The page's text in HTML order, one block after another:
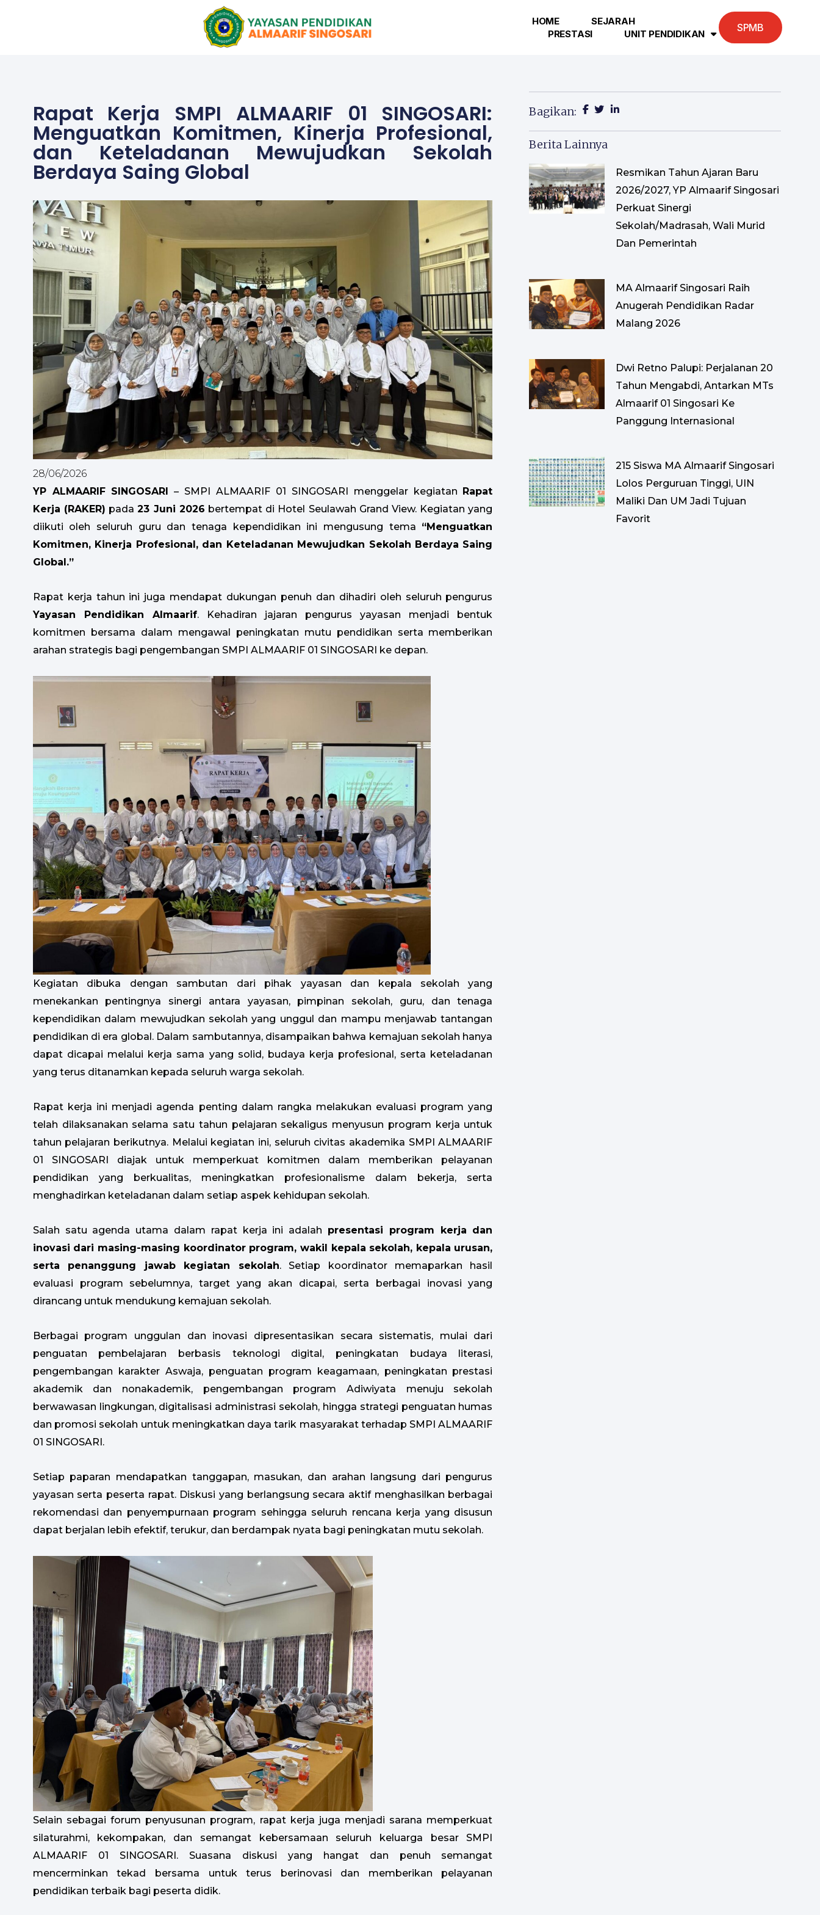
HOME
SEJARAH
PRESTASI
UNIT PENDIDIKAN
SPMB
Rapat Kerja SMPI ALMAARIF 01 SINGOSARI:
Menguatkan Komitmen, Kinerja Profesional,
dan Keteladanan Mewujudkan Sekolah
Berdaya Saing Global
28/06/2026
YP ALMAARIF SINGOSARI – SMPI ALMAARIF 01 SINGOSARI menggelar kegiatan Rapat
Kerja (RAKER) pada23 Juni 2026 bertempat di Hotel Seulawah Grand View. Kegiatan yang
diikuti oleh seluruh guru dan tenaga kependidikan ini mengusung tema “Menguatkan
Komitmen, Kinerja Profesional, dan Keteladanan Mewujudkan Sekolah Berdaya Saing
Global.”
Rapat kerja tahun ini juga mendapat dukungan penuh dan dihadiri oleh seluruh pengurus
Yayasan Pendidikan Almaarif. Kehadiran jajaran pengurus yayasan menjadi bentuk
komitmen bersama dalam mengawal peningkatan mutu pendidikan serta memberikan
arahan strategis bagi pengembangan SMPI ALMAARIF 01 SINGOSARI ke depan.
Kegiatan dibuka dengan sambutan dari pihak yayasan dan kepala sekolah yang
menekankan pentingnya sinergi antara yayasan, pimpinan sekolah, guru, dan tenaga
kependidikan dalam mewujudkan sekolah yang unggul dan mampu menjawab tantangan
pendidikan di era global. Dalam sambutannya, disampaikan bahwa kemajuan sekolah hanya
dapat dicapai melalui kerja sama yang solid, budaya kerja profesional, serta keteladanan
yang terus ditanamkan kepada seluruh warga sekolah.
Rapat kerja ini menjadi agenda penting dalam rangka melakukan evaluasi program yang
telah dilaksanakan selama satu tahun pelajaran sekaligus menyusun program kerja untuk
tahun pelajaran berikutnya. Melalui kegiatan ini, seluruh civitas akademika SMPI ALMAARIF
01 SINGOSARI diajak untuk memperkuat komitmen dalam memberikan pelayanan
pendidikan yang berkualitas, meningkatkan profesionalisme dalam bekerja, serta
menghadirkan keteladanan dalam setiap aspek kehidupan sekolah.
Salah satu agenda utama dalam rapat kerja ini adalah presentasi program kerja dan
inovasi dari masing-masing koordinator program, wakil kepala sekolah, kepala urusan,
serta penanggung jawab kegiatan sekolah. Setiap koordinator memaparkan hasil
evaluasi program sebelumnya, target yang akan dicapai, serta berbagai inovasi yang
dirancang untuk mendukung kemajuan sekolah.
Berbagai program unggulan dan inovasi dipresentasikan secara sistematis, mulai dari
penguatan pembelajaran berbasis teknologi digital, peningkatan budaya literasi,
pengembangan karakter Aswaja, penguatan program keagamaan, peningkatan prestasi
akademik dan nonakademik, pengembangan program Adiwiyata menuju sekolah
berwawasan lingkungan, digitalisasi administrasi sekolah, hingga strategi penguatan humas
dan promosi sekolah untuk meningkatkan daya tarik masyarakat terhadap SMPI ALMAARIF
01 SINGOSARI.
Setiap paparan mendapatkan tanggapan, masukan, dan arahan langsung dari pengurus
yayasan serta peserta rapat. Diskusi yang berlangsung secara aktif menghasilkan berbagai
rekomendasi dan penyempurnaan program sehingga seluruh rencana kerja yang disusun
dapat berjalan lebih efektif, terukur, dan berdampak nyata bagi peningkatan mutu sekolah.
Selain sebagai forum penyusunan program, rapat kerja juga menjadi sarana memperkuat
silaturahmi, kekompakan, dan semangat kebersamaan seluruh keluarga besar SMPI
ALMAARIF 01 SINGOSARI. Suasana diskusi yang hangat dan penuh semangat
mencerminkan tekad bersama untuk terus berinovasi dan memberikan pelayanan
pendidikan terbaik bagi peserta didik.
Bagikan:
Berita Lainnya
Resmikan Tahun Ajaran Baru
2026/2027, YP Almaarif Singosari
Perkuat Sinergi
Sekolah/Madrasah, Wali Murid
Dan Pemerintah
MA Almaarif Singosari Raih
Anugerah Pendidikan Radar
Malang 2026
Dwi Retno Palupi: Perjalanan 20
Tahun Mengabdi, Antarkan MTs
Almaarif 01 Singosari Ke
Panggung Internasional
215 Siswa MA Almaarif Singosari
Lolos Perguruan Tinggi, UIN
Maliki Dan UM Jadi Tujuan
Favorit